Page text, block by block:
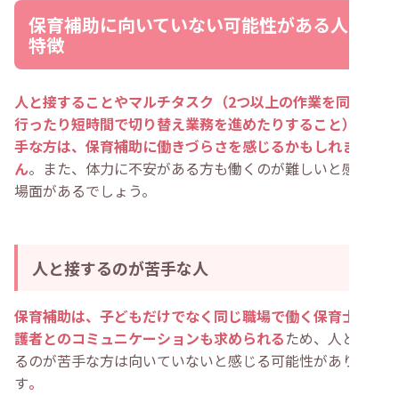
保育補助に向いていない可能性がある人の
特徴
人と接することやマルチタスク（2つ以上の作業を同時に
行ったり短時間で切り替え業務を進めたりすること）が苦
手な方は、保育補助に働きづらさを感じるかもしれませ
ん。また、体力に不安がある方も働くのが難しいと感じる
場面があるでしょう。
人と接するのが苦手な人
保育補助は、子どもだけでなく同じ職場で働く保育士や保
護者とのコミュニケーションも求められるため、人と接す
るのが苦手な方は向いていないと感じる可能性がありま
す。